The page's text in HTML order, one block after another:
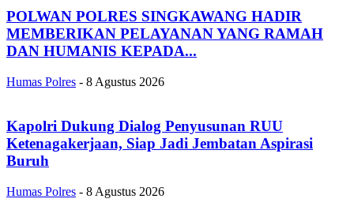
POLWAN POLRES SINGKAWANG HADIR
MEMBERIKAN PELAYANAN YANG RAMAH
DAN HUMANIS KEPADA...
Humas Polres - 8 Agustus 2026
Kapolri Dukung Dialog Penyusunan RUU
Ketenagakerjaan, Siap Jadi Jembatan Aspirasi
Buruh
Humas Polres - 8 Agustus 2026